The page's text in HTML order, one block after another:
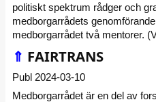
politiskt spektrum rådger och
medborgarrådets
medborgarrådet två mentorer.
⇑ FAIRTRANS
Publ 2024-03-10
Medborgarrådet är en del av